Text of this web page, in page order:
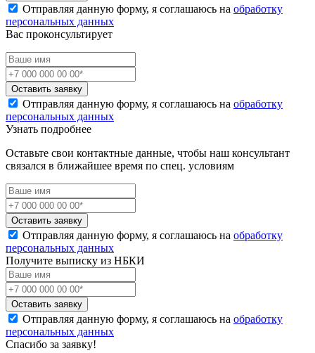
Отправляя данную форму, я соглашаюсь на обработку
персональных данных
Вас проконсультирует
Оставить заявку
Отправляя данную форму, я соглашаюсь на обработку
персональных данных
Узнать подробнее
Оставьте свои контактные данные, чтобы наш консультант
связался в ближайшее время по спец. условиям
Оставить заявку
Отправляя данную форму, я соглашаюсь на обработку
персональных данных
Получите выписку из НБКИ
Оставить заявку
Отправляя данную форму, я соглашаюсь на обработку
персональных данных
Спасибо за заявку!